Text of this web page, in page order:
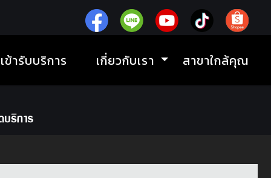
ข้ารับบริการ เกี่ยวกับเรา สาขาใกล้คุณ